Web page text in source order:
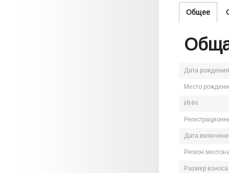
Общее
Дата рождения
Место
ИНН
Дата
Регион
Размер